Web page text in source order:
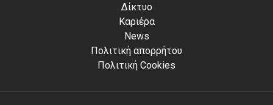
Δίκτυο
Καριέρα
News
Πολιτική απορρήτου
Πολιτική Cookies